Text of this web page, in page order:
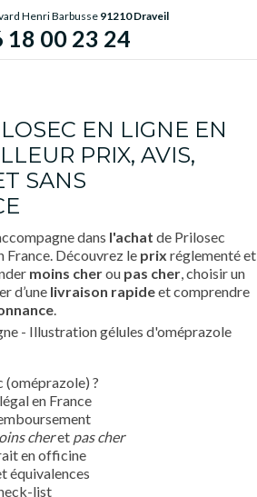
Henri Barbusse91210 Draveil
18 00 23 24
EN LIGNE EN
PRIX, AVIS,
SANS
dans l'achat de Prilosec
France. Découvrez le prix réglementé et
moins cherou pas cher, choisir un
d’une livraison rapideet comprendre
.
(oméprazole) ?
en France
cheret pas cher
en officine
équivalences
list